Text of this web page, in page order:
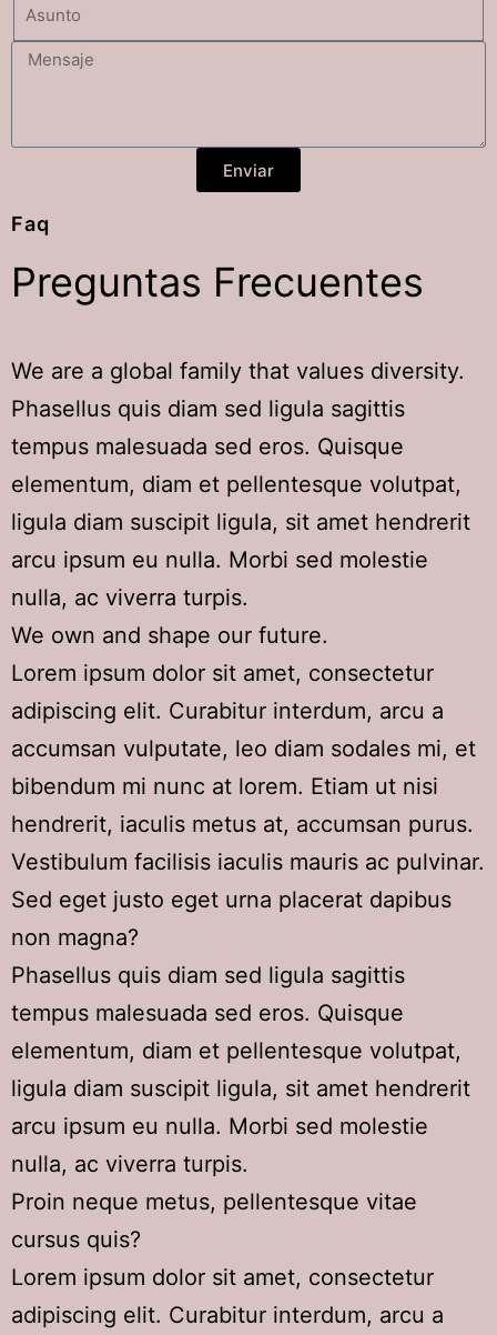
Enviar
Faq
Preguntas Frecuentes
We are a global family that values diversity.
Phasellus quis diam sed ligula sagittis
tempus malesuada sed eros. Quisque
elementum, diam et pellentesque volutpat,
ligula diam suscipit ligula, sit amet hendrerit
arcu ipsum eu nulla. Morbi sed molestie
nulla, ac viverra turpis.
We own and shape our future.
Lorem ipsum dolor sit amet, consectetur
adipiscing elit. Curabitur interdum, arcu a
accumsan vulputate, leo diam sodales mi, et
bibendum mi nunc at lorem. Etiam ut nisi
hendrerit, iaculis metus at, accumsan purus.
Vestibulum facilisis iaculis mauris ac pulvinar.
Sed eget justo eget urna placerat dapibus
non magna?
Phasellus quis diam sed ligula sagittis
tempus malesuada sed eros. Quisque
elementum, diam et pellentesque volutpat,
ligula diam suscipit ligula, sit amet hendrerit
arcu ipsum eu nulla. Morbi sed molestie
nulla, ac viverra turpis.
Proin neque metus, pellentesque vitae
cursus quis?
Lorem ipsum dolor sit amet, consectetur
adipiscing elit. Curabitur interdum, arcu a